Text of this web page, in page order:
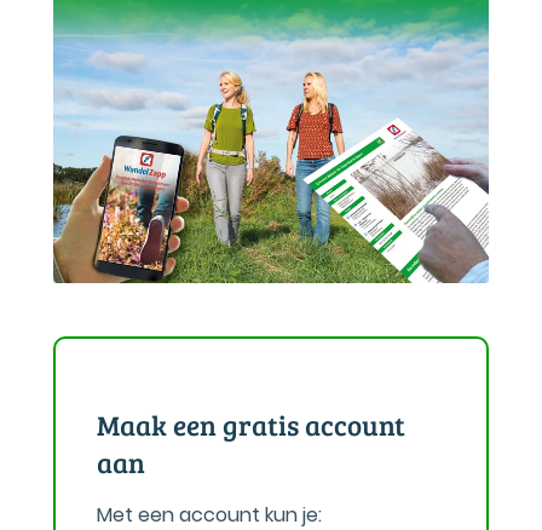
Maak een gratis account
aan
Met een account kun je: